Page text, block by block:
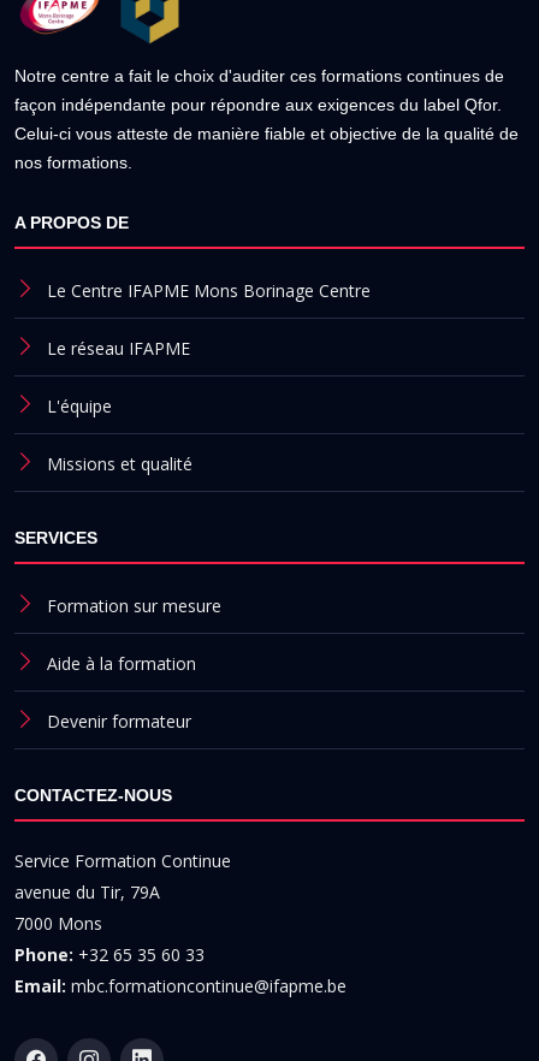
Notre centre a fait le choix d'auditer ces formations continues de
façon indépendante pour répondre aux exigences du label Qfor.
Celui-ci vous atteste de manière fiable et objective de la qualité de
nos formations.
A PROPOS DE
Le Centre IFAPME Mons Borinage Centre
Le réseau IFAPME
L'équipe
Missions et qualité
SERVICES
Formation sur mesure
Aide à la formation
Devenir formateur
CONTACTEZ-NOUS
Service Formation Continue
avenue du Tir, 79A
7000 Mons
Phone: +32 65 35 60 33
Email: mbc.formationcontinue@ifapme.be